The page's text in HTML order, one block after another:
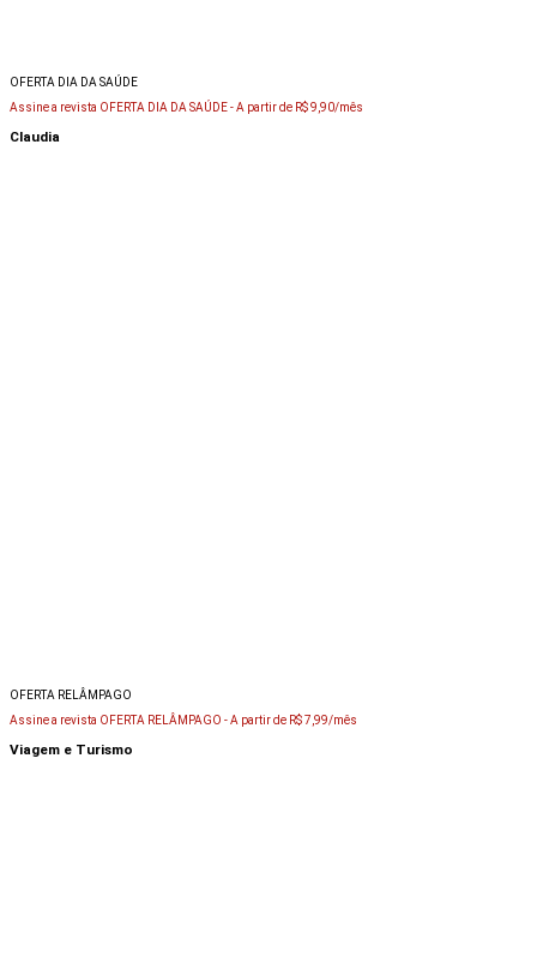
OFERTA DIA DA SAÚDE
Assine a revista OFERTA DIA DA SAÚDE -A partir de R$ 9,90/mês
Claudia
OFERTA RELÂMPAGO
Assine a revista OFERTA RELÂMPAGO -A partir de R$ 7,99/mês
Viagem e Turismo